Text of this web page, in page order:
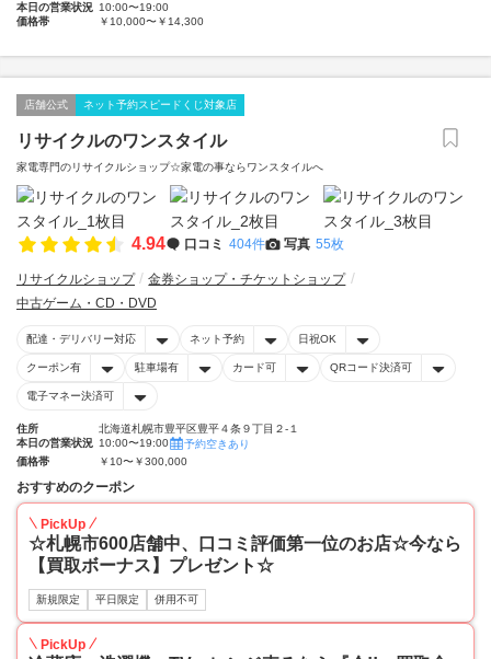
本日の営業状況 10:00〜19:00
価格帯
￥10,000〜￥14,300
店舗公式 ネット予約スピードくじ対象店
リサイクルのワンスタイル
家電専門のリサイクルショップ☆家電の事ならワンスタイルへ
4.94 口コミ 404件 写真 55枚
リサイクルショップ
金券ショップ・チケットショップ
中古ゲーム・CD・DVD
配達・デリバリー対応 ネット予約 日祝OK
クーポン有 駐車場有 カード可 QRコード決済可
電子マネー決済可
住所
北海道札幌市豊平区豊平４条９丁目２-１
本日の営業状況 10:00〜19:00
予約空きあり
価格帯
￥10〜￥300,000
おすすめのクーポン
PickUp
☆札幌市600店舗中、口コミ評価第一位のお店☆今なら
【買取ボーナス】プレゼント☆
新規限定 平日限定 併用不可
PickUp